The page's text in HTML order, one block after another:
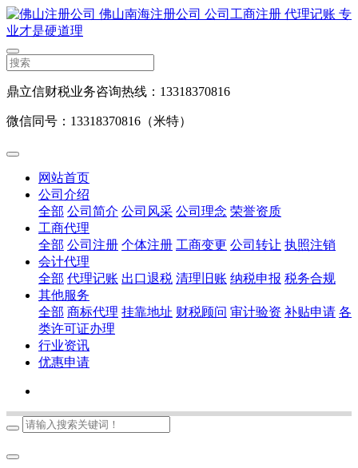
鼎立信财税业务咨询热线：13318370816
微信同号：13318370816（米特）
网站首页
公司介绍
全部 公司简介 公司风采 公司理念 荣誉资质
工商代理
全部 公司注册 个体注册 工商变更 公司转让 执照注销
会计代理
全部 代理记账 出口退税 清理旧账 纳税申报 税务合规
其他服务
全部 商标代理 挂靠地址 财税顾问 审计验资 补贴申请 各
类许可证办理
行业资讯
优惠申请